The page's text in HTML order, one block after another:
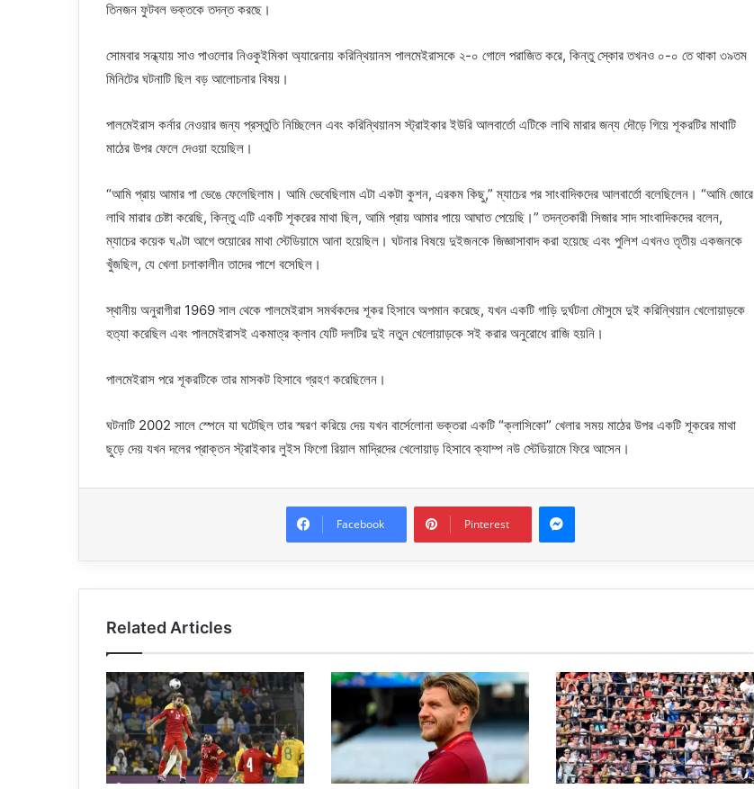
তিনজন ফুটবল ভক্তকে তদন্ত করছে।
সোমবার সন্ধ্যায় সাও পাওলোর নিওকুইমিকা অ্যারেনায় করিন্থিয়ানস পালমেইরাসকে ২-০ গোলে পরাজিত করে, কিন্তু স্কোর তখনও ০-০ তে থাকা ৩৯তম
মিনিটের ঘটনাটি ছিল বড় আলোচনার বিষয়।
পালমেইরাস কর্নার নেওয়ার জন্য প্রস্তুতি নিচ্ছিলেন এবং করিন্থিয়ানস স্ট্রাইকার ইউরি আলবার্তো এটিকে লাথি মারার জন্য দৌড়ে গিয়ে শূকরটির মাথাটি
মাঠের উপর ফেলে দেওয়া হয়েছিল।
“আমি প্রায় আমার পা ভেঙে ফেলেছিলাম। আমি ভেবেছিলাম এটা একটা কুশন, এরকম কিছু,” ম্যাচের পর সাংবাদিকদের আলবার্তো বলেছিলেন। “আমি জোরে
লাথি মারার চেষ্টা করেছি, কিন্তু এটি একটি শূকরের মাথা ছিল, আমি প্রায় আমার পায়ে আঘাত পেয়েছি।” তদন্তকারী সিজার সাদ সাংবাদিকদের বলেন,
ম্যাচের কয়েক ঘণ্টা আগে শুয়োরের মাথা স্টেডিয়ামে আনা হয়েছিল। ঘটনার বিষয়ে দুইজনকে জিজ্ঞাসাবাদ করা হয়েছে এবং পুলিশ এখনও তৃতীয় একজনকে
খুঁজছিল, যে খেলা চলাকালীন তাদের পাশে বসেছিল।
স্থানীয় অনুরাগীরা 1969 সাল থেকে পালমেইরাস সমর্থকদের শূকর হিসাবে অপমান করেছে, যখন একটি গাড়ি দুর্ঘটনা মৌসুমে দুই করিন্থিয়ান খেলোয়াড়কে
হত্যা করেছিল এবং পালমেইরাসই একমাত্র ক্লাব যেটি দলটির দুই নতুন খেলোয়াড়কে সই করার অনুরোধে রাজি হয়নি।
পালমেইরাস পরে শূকরটিকে তার মাসকট হিসাবে গ্রহণ করেছিলেন।
ঘটনাটি 2002 সালে স্পেনে যা ঘটেছিল তার স্মরণ করিয়ে দেয় যখন বার্সেলোনা ভক্তরা একটি “ক্লাসিকো” খেলার সময় মাঠের উপর একটি শূকরের মাথা
ছুড়ে দেয় যখন দলের প্রাক্তন স্ট্রাইকার লুইস ফিগো রিয়াল মাদ্রিদের খেলোয়াড় হিসাবে ক্যাম্প নউ স্টেডিয়ামে ফিরে আসেন।
Facebook Pinterest
Messenger
Related Articles